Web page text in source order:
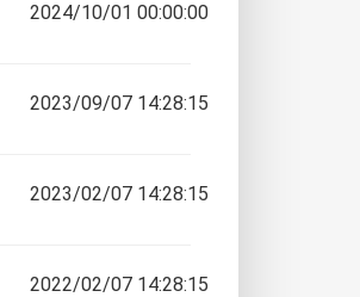
2024/10/01 00:00:00
2023/09/07 14:28:15
2023/02/07 14:28:15
2022/02/07 14:28:15